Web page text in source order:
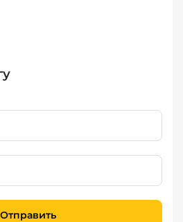
Отправить